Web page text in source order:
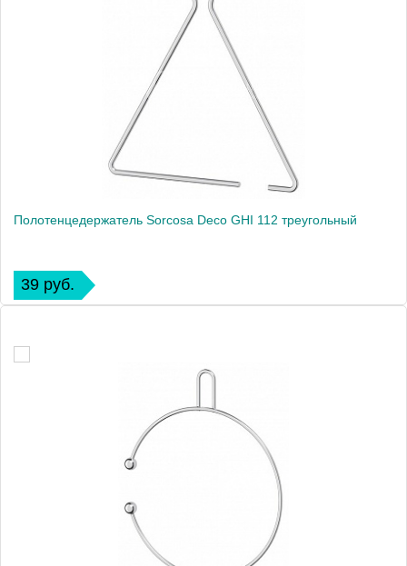
Полотенцедержатель Sorcosa Deco GHI 112 треугольный
39 руб.